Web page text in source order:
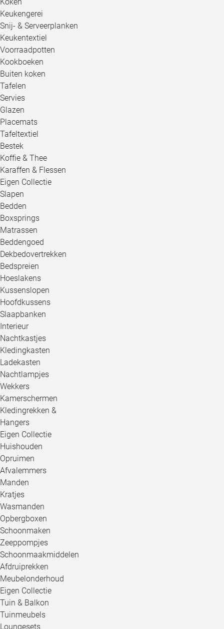
Keukengerei
Snij- & Serveerplanken
Keukentextiel
Voorraadpotten
Kookboeken
Buiten koken
Tafelen
Servies
Glazen
Placemats
Tafeltextiel
Bestek
Koffie & Thee
Karaffen & Flessen
Eigen Collectie
Slapen
Bedden
Boxsprings
Matrassen
Beddengoed
Dekbedovertrekken
Bedspreien
Hoeslakens
Kussenslopen
Hoofdkussens
Slaapbanken
Interieur
Nachtkastjes
Kledingkasten
Ladekasten
Nachtlampjes
Wekkers
Kamerschermen
Kledingrekken &
Hangers
Eigen Collectie
Huishouden
Opruimen
Afvalemmers
Manden
Kratjes
Wasmanden
Opbergboxen
Schoonmaken
Zeeppompjes
Schoonmaakmiddelen
Afdruiprekken
Meubelonderhoud
Eigen Collectie
Tuin & Balkon
Tuinmeubels
Loungesets